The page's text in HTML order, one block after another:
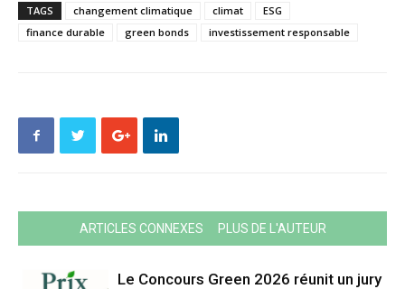
TAGS changement climatique climat
ESG
finance durable
green bonds investissement responsable
ARTICLES CONNEXES PLUS DE L'AUTEUR
Le Concours Green 2026 réunit un jury